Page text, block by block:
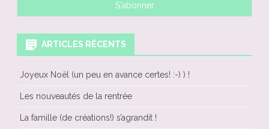
ARTICLES RÉCENTS
Joyeux Noël (un peu en avance certes! :-) ) !
Les nouveautés de la rentrée
La famille (de créations!) s’agrandit !